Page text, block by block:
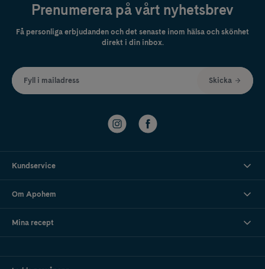
Prenumerera på vårt nyhetsbrev
Få personliga erbjudanden och det senaste inom hälsa och skönhet
direkt i din inbox.
Fyll i mailadress Skicka
Kundservice
Om Apohem
Mina recept